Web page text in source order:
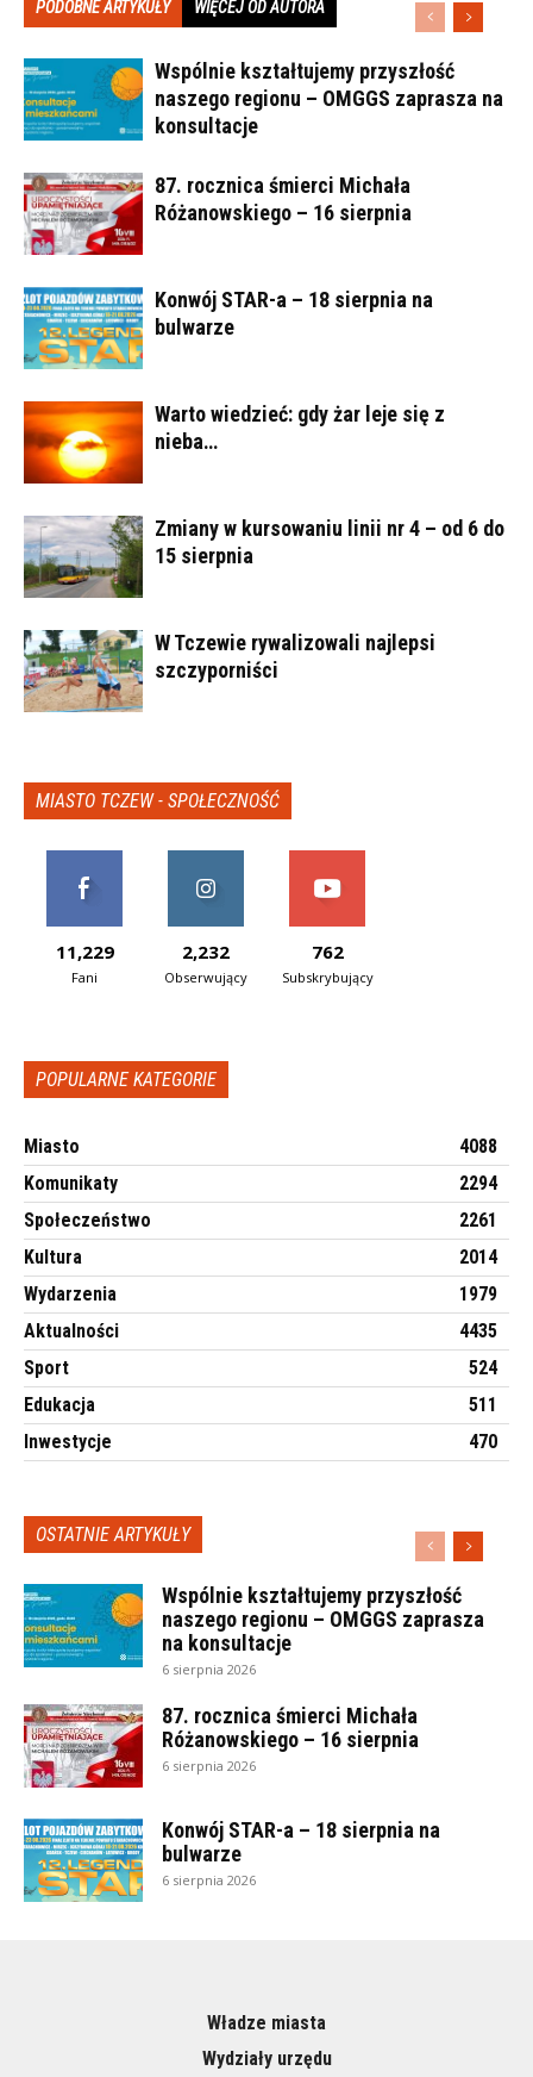
PODOBNE ARTYKUŁY WIĘCEJ OD AUTORA
Wspólnie kształtujemy przyszłość
naszego regionu – OMGGS zaprasza na
konsultacje
87. rocznica śmierci Michała
Różanowskiego – 16 sierpnia
Konwój STAR-a – 18 sierpnia na
bulwarze
Warto wiedzieć: gdy żar leje się z
nieba…
Zmiany w kursowaniu linii nr 4 – od 6 do
15 sierpnia
W Tczewie rywalizowali najlepsi
szczyporniści
MIASTO TCZEW - SPOŁECZNOŚĆ
11,229
Fani
2,232
Obserwujący
762
Subskrybujący
POPULARNE KATEGORIE
Miasto
4088
Komunikaty
2294
Społeczeństwo
2261
Kultura
2014
Wydarzenia
1979
Aktualności
4435
Sport
524
Edukacja
511
Inwestycje
470
OSTATNIE ARTYKUŁY
Wspólnie kształtujemy przyszłość
naszego regionu – OMGGS zaprasza
na konsultacje
6 sierpnia 2026
87. rocznica śmierci Michała
Różanowskiego – 16 sierpnia
6 sierpnia 2026
Konwój STAR-a – 18 sierpnia na
bulwarze
6 sierpnia 2026
Władze miasta
Wydziały urzędu